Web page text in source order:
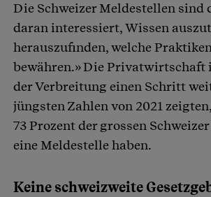
Die Schweizer Meldestellen sind
daran interessiert, Wissen
herauszufinden, welche
bewähren.» Die Privatwirtschaft
der Verbreitung einen Schritt
jüngsten Zahlen von 2021
73 Prozent der grossen
eine Meldestelle haben.
Keine schweizweite